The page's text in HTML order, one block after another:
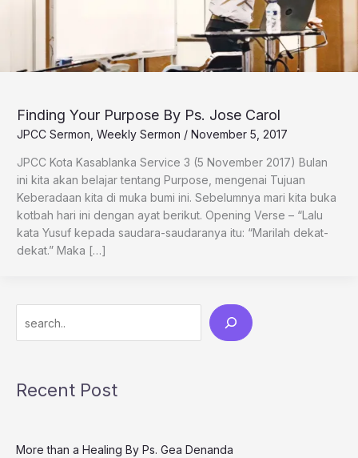
Finding Your Purpose By Ps. Jose Carol
JPCC Sermon Weekly Sermon / November 5, 2017
JPCC Kota Kasablanka Service 3 (5 November 2017) Bulan
ini kita akan belajar tentang Purpose, mengenai Tujuan
Keberadaan kita di muka bumi ini. Sebelumnya mari kita buka
kotbah hari ini dengan ayat berikut. Opening Verse – “Lalu
kata Yusuf kepada saudara-saudaranya itu: “Marilah dekat-
dekat.” Maka […]
Recent Post
More than a Healing By Ps. Gea Denanda